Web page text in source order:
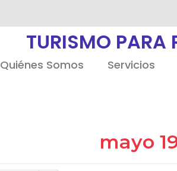
TURISMO PARA
Quiénes Somos Servicios
mayo